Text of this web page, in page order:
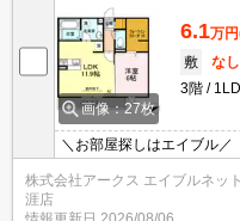
画像：27枚
6.1万円
敷
なし
3階
＼お部屋探しはエイブル／
株式会社アークス エイブルネッ
涯店
情報更新日 2026/08/06